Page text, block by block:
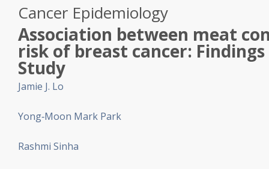
Cancer Epidemiology
Association between meat
risk of breast cancer:
Study
Jamie J. Lo
Yong‐Moon Mark Park
Rashmi Sinha